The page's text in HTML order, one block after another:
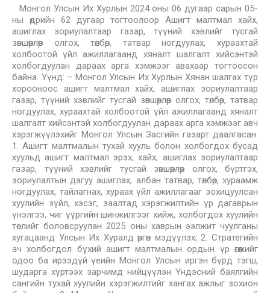
Монгол Улсын Их Хурлын 2024 оны 06 дугаар сарын 05-
ны өдрийн 62 дугаар тогтоолоор Ашигт малтмал хайх,
ашиглах зориулалтаар газар, түүний хэвлийг тусгай
зөвшөөрлөөр олгох, төлбөр, татвар ногдуулах, хураахтай
холбоотой үйл ажиллагаанд хяналт шалгалт хийсэнтэй
холбогдуулан дараах арга хэмжээг авахаар тогтоосон
байна. Үүнд: – Монгол Улсын Их Хурлын Хянан шалгах түр
хорооноос ашигт малтмал хайх, ашиглах зориулалтаар
газар, түүний хэвлийг тусгай зөвшөөрлөөр олгох, төлбөр, татвар
ногдуулах, хураахтай холбоотой үйл ажиллагаанд хяналт
шалгалт хийсэнтэй холбогдуулан дараах арга хэмжээг авч
хэрэгжүүлэхийг Монгол Улсын Засгийн газарт даалгасан.
1. Ашигт малтмалын тухай хууль болон холбогдох бусад
хуульд ашигт малтмал эрэх, хайх, ашиглах зориулалтаар
газар, түүний хэвлийг тусгай зөвшөөрлөөр олгох, бүртгэх,
зориулалтын дагуу ашиглах, албан татвар, төлбөр, хураамж
ногдуулах, тайлагнах, хураах үйл ажиллагааг зохицуулсан
хуулийн зүйл, хэсэг, заалтад хэрэгжилтийн үр дагаврын
үнэлгээ, чиг үүргийн шинжилгээг хийж, холбогдох хуулийн
төслийг боловсруулан 2025 оны хаврын ээлжит чуулганы
хугацаанд Улсын Их Хуралд өргөн мэдүүлэх; 2. Стратегийн
ач холбогдол бүхий ашигт малтмалын ордын үр өгөөжийг
одоо ба ирээдүй үеийн Монгол Улсын иргэн бүрд тэгш,
шударга хүртээх зарчимд нийцүүлэн Үндэсний баялгийн
сангийн тухай хуулийн хэрэгжилтийг хангах ажлыг зохион